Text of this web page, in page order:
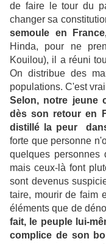
de faire le tour du
changer sa
semoule en
Hinda, pour ne
Kouilou), il a réuni
On distribue des
populations. C'est
Selon, notre jeune
dès son retour en
distillé la peur
forte que personne
quelques
mais ceux-là font
sont devenus
taire, mourir de faim
éléments que de
fait, le peuple lui-
complice de son